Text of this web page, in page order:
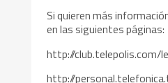
Si quieren más
en las siguientes páginas:
http://club.telepolis.com/
http://